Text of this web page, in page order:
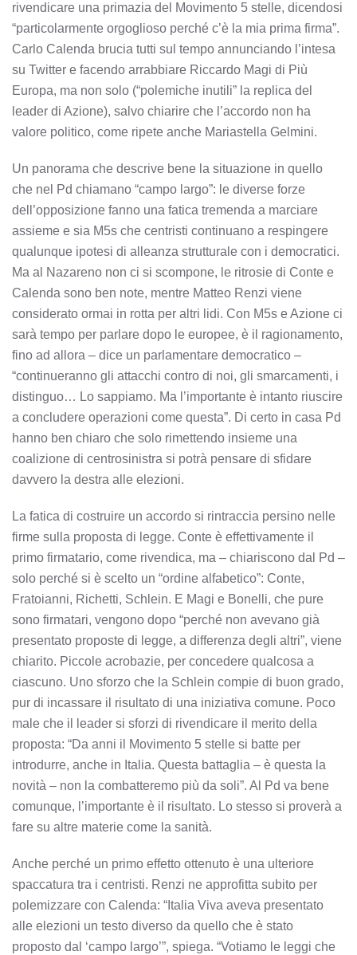
rivendicare una primazia del Movimento 5 stelle, dicendosi
“particolarmente orgoglioso perché c’è la mia prima firma”.
Carlo Calenda brucia tutti sul tempo annunciando l’intesa
su Twitter e facendo arrabbiare Riccardo Magi di Più
Europa, ma non solo (“polemiche inutili” la replica del
leader di Azione), salvo chiarire che l’accordo non ha
valore politico, come ripete anche Mariastella Gelmini.
Un panorama che descrive bene la situazione in quello
che nel Pd chiamano “campo largo”: le diverse forze
dell’opposizione fanno una fatica tremenda a marciare
assieme e sia M5s che centristi continuano a respingere
qualunque ipotesi di alleanza strutturale con i democratici.
Ma al Nazareno non ci si scompone, le ritrosie di Conte e
Calenda sono ben note, mentre Matteo Renzi viene
considerato ormai in rotta per altri lidi. Con M5s e Azione ci
sarà tempo per parlare dopo le europee, è il ragionamento,
fino ad allora – dice un parlamentare democratico –
“continueranno gli attacchi contro di noi, gli smarcamenti, i
distinguo… Lo sappiamo. Ma l’importante è intanto riuscire
a concludere operazioni come questa”. Di certo in casa Pd
hanno ben chiaro che solo rimettendo insieme una
coalizione di centrosinistra si potrà pensare di sfidare
davvero la destra alle elezioni.
La fatica di costruire un accordo si rintraccia persino nelle
firme sulla proposta di legge. Conte è effettivamente il
primo firmatario, come rivendica, ma – chiariscono dal Pd –
solo perché si è scelto un “ordine alfabetico”: Conte,
Fratoianni, Richetti, Schlein. E Magi e Bonelli, che pure
sono firmatari, vengono dopo “perché non avevano già
presentato proposte di legge, a differenza degli altri”, viene
chiarito. Piccole acrobazie, per concedere qualcosa a
ciascuno. Uno sforzo che la Schlein compie di buon grado,
pur di incassare il risultato di una iniziativa comune. Poco
male che il leader si sforzi di rivendicare il merito della
proposta: “Da anni il Movimento 5 stelle si batte per
introdurre, anche in Italia. Questa battaglia – è questa la
novità – non la combatteremo più da soli”. Al Pd va bene
comunque, l’importante è il risultato. Lo stesso si proverà a
fare su altre materie come la sanità.
Anche perché un primo effetto ottenuto è una ulteriore
spaccatura tra i centristi. Renzi ne approfitta subito per
polemizzare con Calenda: “Italia Viva aveva presentato
alle elezioni un testo diverso da quello che è stato
proposto dal ‘campo largo’”, spiega. “Votiamo le leggi che